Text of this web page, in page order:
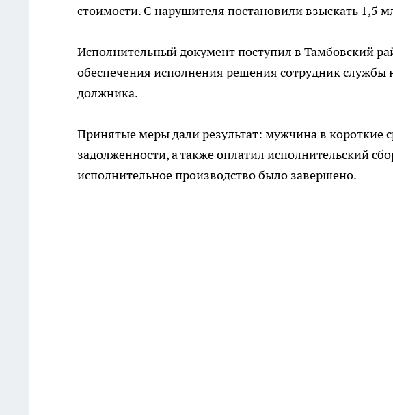
стоимости. С нарушителя постановили взыскать 1,5
Исполнительный документ поступил в Тамбовский
обеспечения исполнения решения сотрудник службы
должника.
Принятые меры дали результат: мужчина в короткие
задолженности, а также оплатил исполнительский
исполнительное производство было завершено.